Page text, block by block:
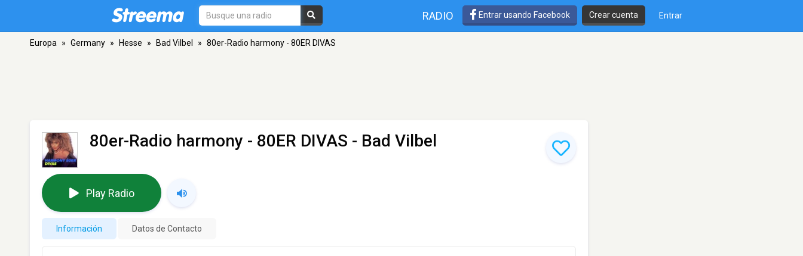
RADIO Entrar usando Facebook Crear cuenta Entrar
Europa » Germany » Hesse » Bad Vilbel » 80er-Radio harmony - 80ER DIVAS
80er-Radio harmony - 80ER DIVAS - Bad Vilbel
Play Radio
Información Datos de Contacto